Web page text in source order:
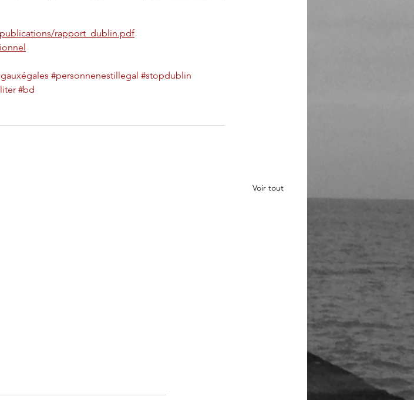
rapport_dublin.pdf
#personnenestillegal #stopdublin
#bd
Voir tout